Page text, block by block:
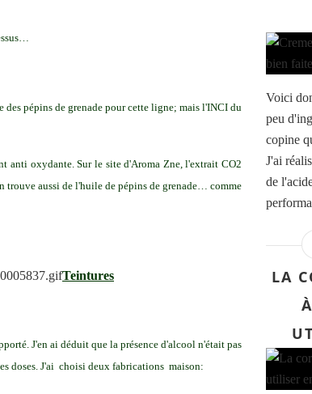
des pépins de grenade pour cette ligne; mais l'INCI du
anti oxydante. Sur le site d'Aroma Zne, l'extrait CO2
trouve aussi de l'huile de pépins de grenade… comme
Teintures
J'en ai déduit que la présence d'alcool n'était pas
doses. J'ai choisi deux fabrications maison:
Voici
peu
copine
J'ai
de
LA